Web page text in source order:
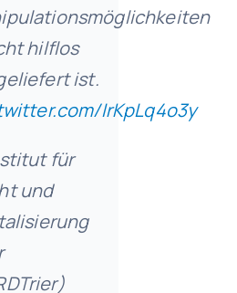
hilflos
ist.
IrKpLq4o3y
für
und